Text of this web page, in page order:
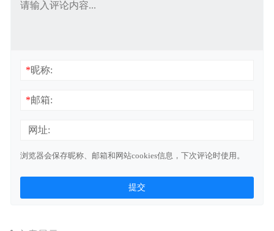
*昵称:
*邮箱:
网址:
浏览器会保存昵称、邮箱和网站cookies信息，下次评论时使用。